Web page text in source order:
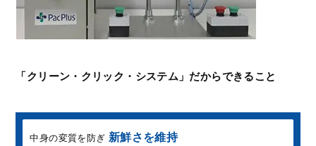
「クリーン・クリック・システム」だからできること
中身の変質を防ぎ 新鮮さを維持